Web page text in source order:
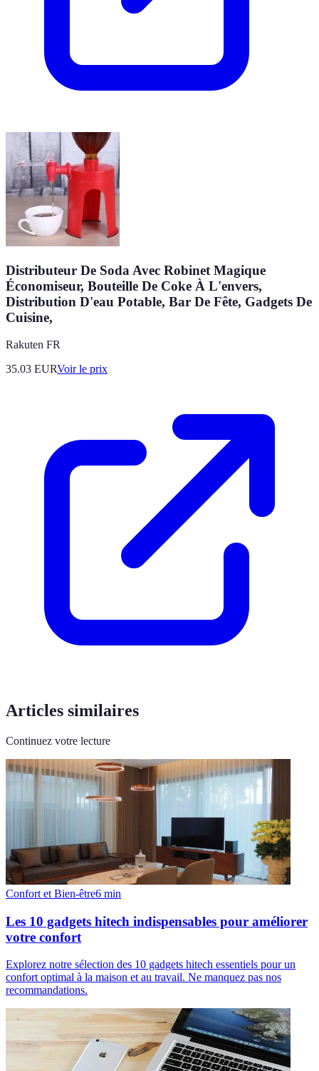
Distributeur De Soda Avec Robinet Magique
Économiseur, Bouteille De Coke À L'envers,
Distribution D'eau Potable, Bar De Fête, Gadgets De
Cuisine,
Rakuten FR
35.03 EURVoir le prix
Articles similaires
Continuez votre lecture
Confort et Bien-être6 min
Les 10 gadgets hitech indispensables pour améliorer
votre confort
Explorez notre sélection des 10 gadgets hitech essentiels pour un
confort optimal à la maison et au travail. Ne manquez pas nos
recommandations.